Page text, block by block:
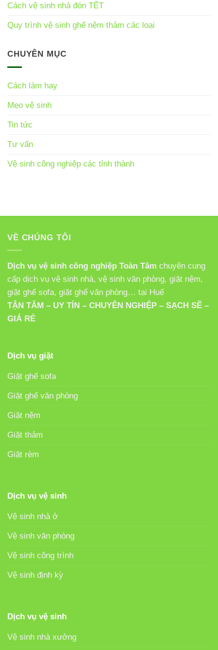
Cách vệ sinh nhà đón TẾT
Quy trình vệ sinh ghế nệm thảm các loại
CHUYÊN MỤC
Cách làm hay
Mẹo vệ sinh
Tin tức
Tư vấn
Vệ sinh công nghiệp các tỉnh thành
VỀ CHÚNG TÔI
Dịch vụ vệ sinh công nghiệp Toàn Tâm chuyên cung
cấp dịch vụ vệ sinh nhà, vệ sinh văn phòng, giặt nệm,
giặt ghế sofa, giặt ghế văn phòng… tại Huế
TẬN TÂM – UY TÍN – CHUYÊN NGHIỆP – SẠCH SẼ –
GIÁ RẺ
Dịch vụ giặt
Giặt ghế sofa
Giặt ghế văn phòng
Giặt nệm
Giặt thảm
Giặt rèm
Dịch vụ vệ sinh
Vệ sinh nhà ở
Vệ sinh văn phòng
Vệ sinh công trình
Vệ sinh định kỳ
Dịch vụ vệ sinh
Vệ sinh nhà xưởng